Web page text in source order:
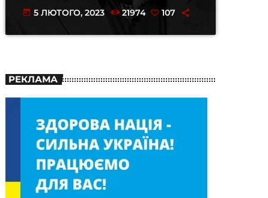
today 5 ЛЮТОГО, 2023 21974 107
РЕКЛАМА